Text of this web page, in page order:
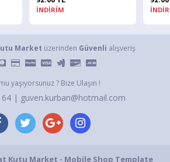
Market üzerinden Güvenli alışveriş
yaşıyorsunuz ? Bize Ulaşın !
| guven.kurban@hotmail.com
Kutu Market - Mobile Shop Template